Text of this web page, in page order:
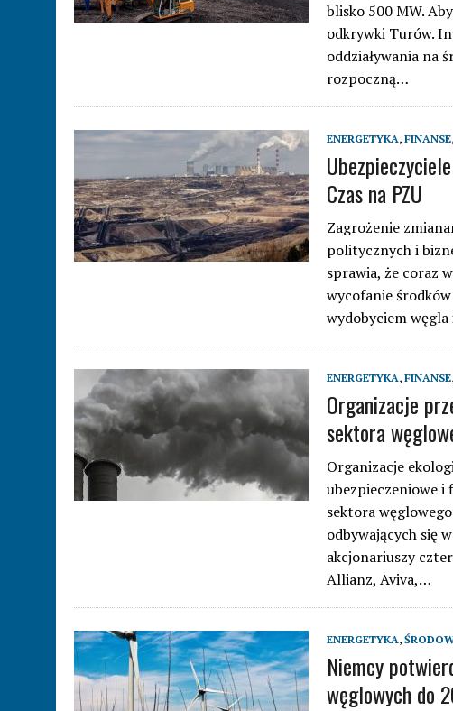
blisko 500 MW.
odkrywki Turów.
oddziaływania na
rozpoczną…
ENERGETYKA, FINANSE,
Czas na PZU
Zagrożenie
politycznych i
sprawia, że coraz
wycofanie
wydobyciem
ENERGETYKA, FINANSE,
Organizacje
sektora
Organizacje
ubezpieczeniowe i
sektora
odbywających się
akcjonariuszy
Allianz, Aviva,…
ENERGETYKA,
Niemcy
węglowych do